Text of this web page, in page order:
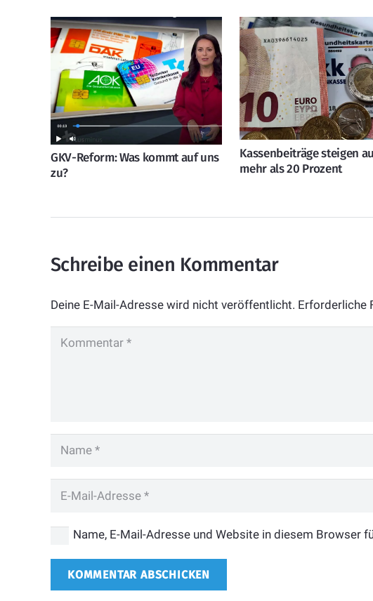
GKV-Reform: Was kommt auf uns
zu?
Kassenbeiträge steigen
mehr als 20 Prozent
Schreibe einen Kommentar
Deine E-Mail-Adresse wird nicht veröffentlicht. Erforderliche
Name, E-Mail-Adresse und Website in diesem Browser
KOMMENTAR ABSCHICKEN